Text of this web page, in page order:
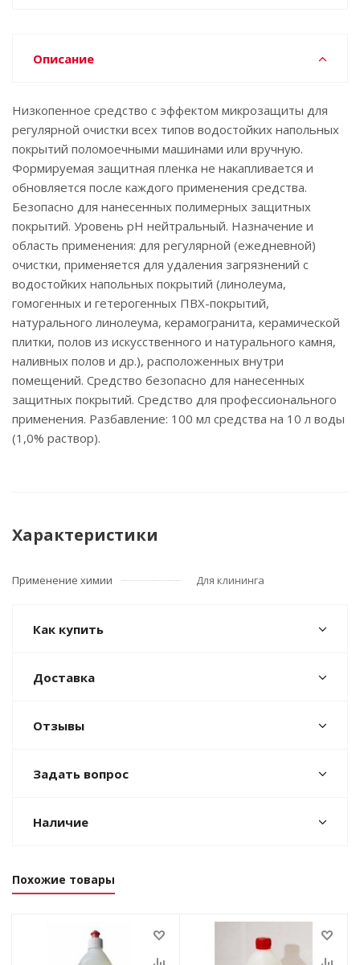
Описание
Низкопенное средство с эффектом микрозащиты для
регулярной очистки всех типов водостойких напольных
покрытий поломоечными машинами или вручную.
Формируемая защитная пленка не накапливается и
обновляется после каждого применения средства.
Безопасно для нанесенных полимерных защитных
покрытий. Уровень pH нейтральный. Назначение и
область применения: для регулярной (ежедневной)
очистки, применяется для удаления загрязнений с
водостойких напольных покрытий (линолеума,
гомогенных и гетерогенных ПВХ-покрытий,
натурального линолеума, керамогранита, керамической
плитки, полов из искусственного и натурального камня,
наливных полов и др.), расположенных внутри
помещений. Средство безопасно для нанесенных
защитных покрытий. Средство для профессионального
применения. Разбавление: 100 мл средства на 10 л воды
(1,0% раствор).
Характеристики
Применение химии Для клининга
Как купить
Доставка
Отзывы
Задать вопрос
Наличие
Похожие товары